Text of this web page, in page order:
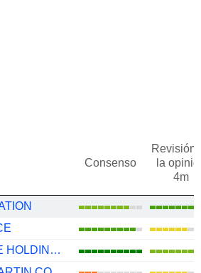
Consenso
Revisión
la
4m
ROLLS-ROYCE HOLDINGS PLC